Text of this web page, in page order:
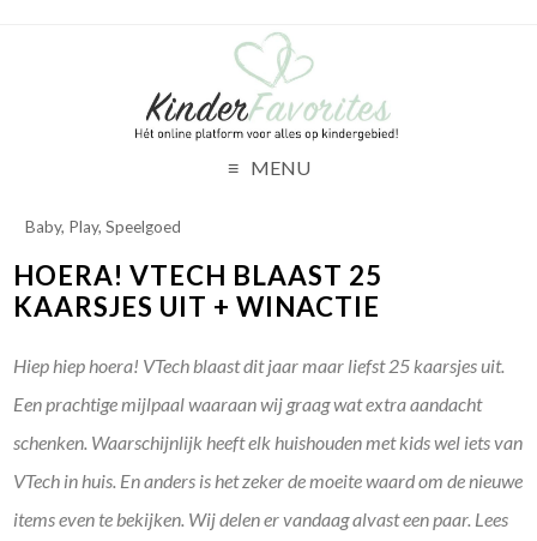
MENU
Baby, Play,Speelgoed
HOERA! VTECH BLAAST 25
KAARSJES UIT + WINACTIE
Hiep hiep hoera! VTech blaast dit jaar maar liefst 25 kaarsjes uit.
Een prachtige mijlpaal waaraan wij graag wat extra aandacht
schenken. Waarschijnlijk heeft elk huishouden met kids wel iets van
VTech in huis. En anders is het zeker de moeite waard om de nieuwe
items even te bekijken. Wij delen er vandaag alvast een paar. Lees